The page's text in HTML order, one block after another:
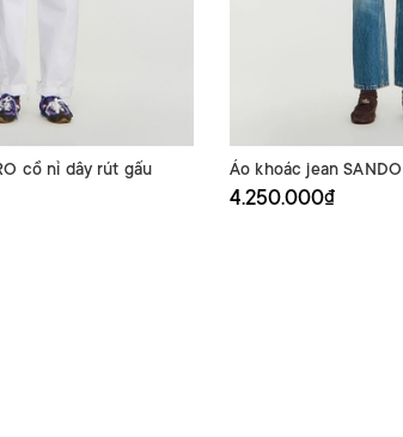
cổ nỉ dây rút gấu Áo khoác jean
4.250.000₫